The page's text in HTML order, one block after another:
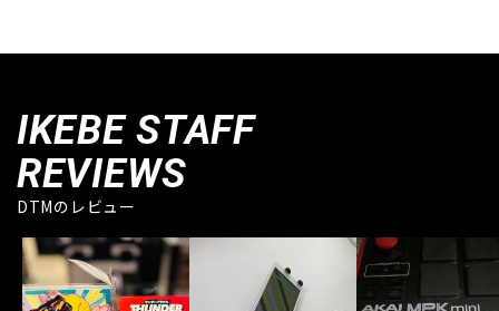
IKEBE STAFF
REVIEWS
DTMのレビュー